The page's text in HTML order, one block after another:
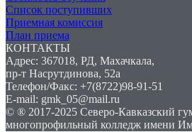
Список поступивших
Приемная комиссия
План приема
КОНТАКТЫ
Адрес: 367018, РД, Махачкала,
пр-т Насрутдинова, 52а
Телефон/Факс: +7(8722)98-91-51
E-mail: gmk_05@mail.ru
© ® 2017-2025 Северо-Кавказский
многопрофильный колледж имени